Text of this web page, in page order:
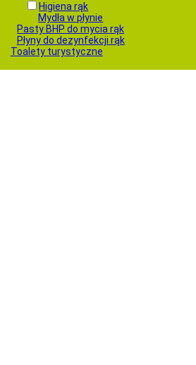
Higiena rąk
Mydła w płynie
Pasty BHP do mycia rąk
Płyny do dezynfekcji rąk
Toalety turystyczne